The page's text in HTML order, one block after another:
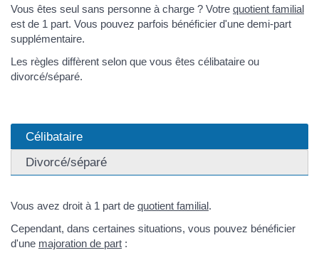
Vous êtes seul sans personne à charge ? Votre quotient familial
est de 1 part. Vous pouvez parfois bénéficier d'une demi-part
supplémentaire.
Les règles diffèrent selon que vous êtes célibataire ou
divorcé/séparé.
Célibataire
Divorcé/séparé
Vous avez droit à 1 part de quotient familial.
Cependant, dans certaines situations, vous pouvez bénéficier
d'une majoration de part :